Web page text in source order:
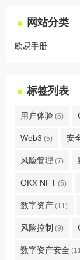
网站分类
欧易手册
标签列表
用户体验 (5)
Web3 (5) 安
风险管理 (7)
OKX NFT (5)
数字资产 (11)
风险控制 (9)
数字资产安全